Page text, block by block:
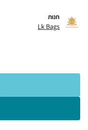
חנות
Lk Bags